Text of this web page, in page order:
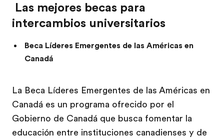
Las mejores becas para
intercambios universitarios
Beca Líderes Emergentes de las Américas en
Canadá
La Beca Líderes Emergentes de las Américas en
Canadá es un programa ofrecido por el
Gobierno de Canadá que busca fomentar la
educación entre instituciones canadienses y de